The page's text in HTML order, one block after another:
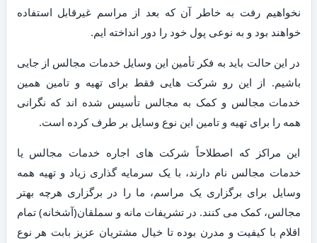
نخواهیم رفت به خاطر آن که بعد از مراسم غیرقابل استفاده
خواهند بود و به نوعی پول خود را دور انداخته ایم.
در این حالت باید به فکر تأمین این وسایل خدمات مجالس از جایی
باشیم. از این رو شرکت هایی فقط برای تهیه و تامین همین
خدمات مجالس و کمک به مجالس تأسیس شده اند که نگرانی
همه را برای تهیه و تامین این نوع وسایل بر طرف کرده است.
این مراکز که اصطلاحاً شرکت های اجاره خدمات مجالس یا
خدمات مجالس نام دارند، با یک سرمایه گذاری زیاد و تهیه همه
وسایل برای برگزاری یک مراسم، ما را در برگزاری هرچه بهتر
مجالس، کمک می کنند. در تشریفات مانه و سملقان(آشخانه) تمام
اقلام با کیفیت و مدرن بوده تا خیال مشتریان عزیز بابت هر نوع